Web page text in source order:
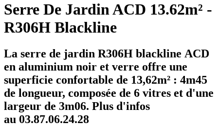
Serre De Jardin ACD 13.62m² -
R306H Blackline
La serre de jardin R306H blackline ACD
en aluminium noir et verre offre une
superficie confortable de 13,62m² : 4m45
de longueur, composée de 6 vitres et d'une
largeur de 3m06. Plus d'infos
au 03.87.06.24.28